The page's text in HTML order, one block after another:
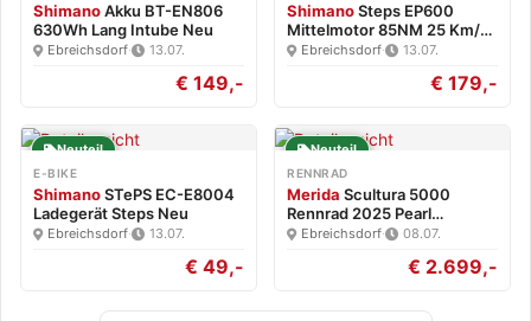
ShimanoAkku BT-EN806
630Wh Lang Intube Neu
Ebreichsdorf· 13.07.
€ 149,-
ShimanoSteps EP600
Mittelmotor 85NM 25 Km/h
NeuEbreichsdorf· 13.07.
€ 179,-
Neuteil
E-BIKE
ShimanoSTePS EC-E8004
Ladegerät Steps Neu
Ebreichsdorf· 13.07.
€ 49,-
Neuteil
RENNRAD
Merida Scultura 5000
Rennrad 2025 Pearl
White/Blk…
Ebreichsdorf· 08.07.
€ 2.699,-